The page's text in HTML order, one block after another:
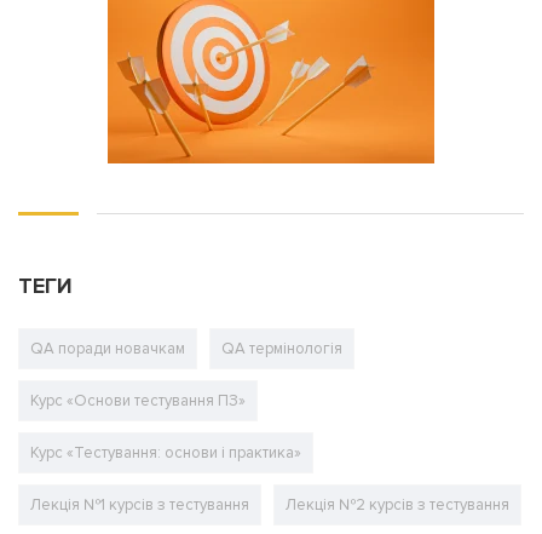
ТЕГИ
QA поради новачкам QA термінологія
Курс «Основи тестування ПЗ»
Курс «Тестування: основи і практика»
Лекція №1 курсів з тестування Лекція №2 курсів з тестування